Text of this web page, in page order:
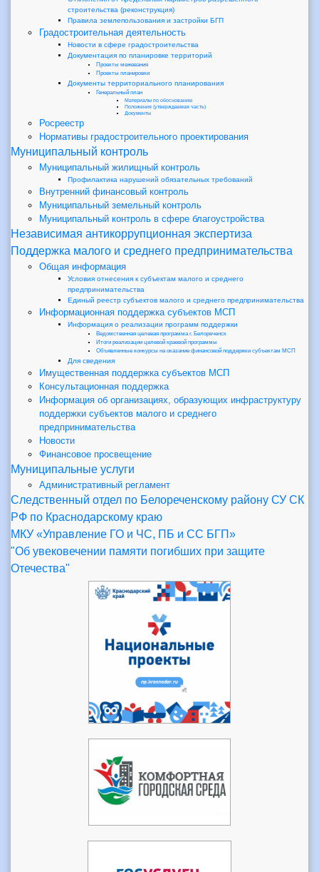
строительства (реконструкция)
Правила землепользования и застройки БГП
Градостроительная деятельность
Новости в сфере градостроительства
Документация по планировке территорий
Проекты межевания
Проекты планировки
Документы территориального планирования
Генеральный план
Материалы по обоснованию
Положения (утверждаемая часть)
Документы
Росреестр
Нормативы градостроительного проектирования
Муниципальный контроль
Муниципальный жилищный контроль
Профилактика нарушений обязательных требований
Внутренний финансовый контроль
Муниципальный земельный контроль
Муниципальный контроль в сфере благоустройства
Независимая антикоррупционная экспертиза
Поддержка малого и среднего предпринимательства
Общая информация
Условия отнесения к субъектам малого и среднего
предпринимательства
Единый реестр субъектов малого и среднего предпринимательства
Информационная поддержка субъектов МСП
Информация о реализации программ поддержки
Ведомственная целевая программа г. Белореченск
Итоги реализации целевой краевой программы
Объявленные конкурсы на оказание финансовой поддержки субъектам МСП
Для сведения
Имущественная поддержка субъектов МСП
Консультационная поддержка
Информация об организациях, образующих инфраструктуру
поддержки субъектов малого и среднего
предпринимательства
Новости
Финансовое просвещение
Муниципальные услуги
Административный регламент
Следственный отдел по Белореченскому району СУ СК
РФ по Краснодарскому краю
МКУ «Управление ГО и ЧС, ПБ и СС БГП»
"Об увековечении памяти погибших при защите
Отечества"